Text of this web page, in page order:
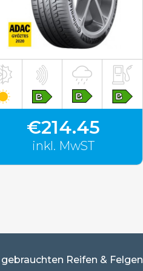
€214.45
inkl. MwST
inkl. MwST
Reifen & Felgen